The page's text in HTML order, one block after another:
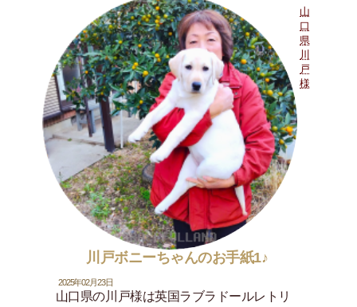
山
口
県
川
戸
様
川戸ボニーちゃんのお手紙1♪
2025年02月23日
山口県の川戸様は英国ラブラドールレトリ